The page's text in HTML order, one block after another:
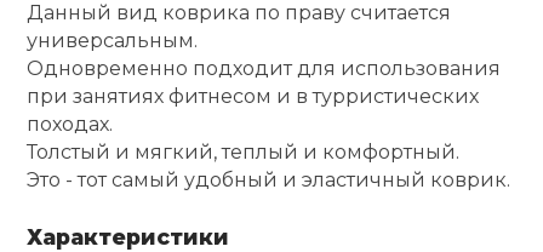
Кроссоверы
Подставки
Блины
для
и тренерский
и защита
Данный вид коврика по праву считается
универсальным.
Одновременно подходит для использования
при занятиях фитнесом и в турристических
походах.
Толстый и мягкий, теплый и комфортный.
Это - тот самый удобный и эластичный коврик.
Характеристики